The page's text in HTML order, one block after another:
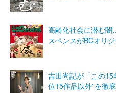
高齢化社会に潜む
スペンスがBCオリ
吉田尚記が「この15
位15作品以外”を徹